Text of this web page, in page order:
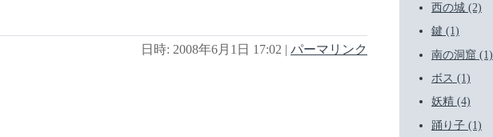
日時: 2008年6月1日 17:02 | パーマリンク
西の城 (2)
鍵 (1)
南の洞窟 (1)
ボス (1)
妖精 (4)
踊り子 (1)